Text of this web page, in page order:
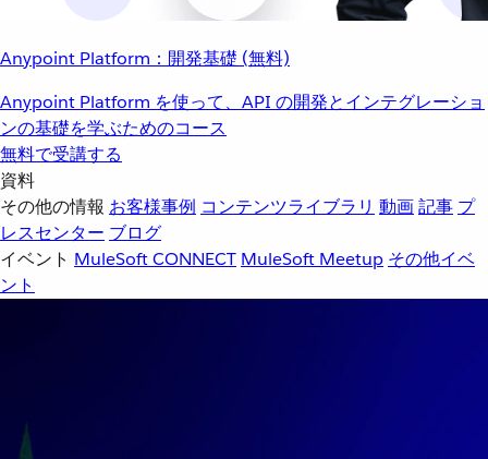
Anypoint Platform：開発基礎 (無料)
Anypoint Platform を使って、API の開発とインテグレーショ
ンの基礎を学ぶためのコース
無料で受講する
資料
その他の情報 お客様事例 コンテンツライブラリ 動画記事 プ
レスセンター ブログ
イベント MuleSoft CONNECT MuleSoft Meetup その他イベ
ント